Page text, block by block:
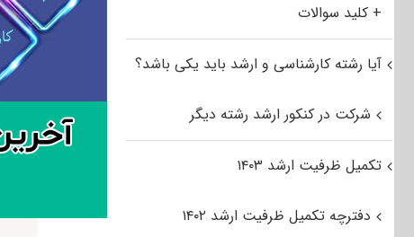
+ کلید سوالات
آیا رشته کارشناسی و ارشد باید یکی باشد؟
شرکت در کنکور ارشد رشته دیگر
تکمیل ظرفیت ارشد ۱۴۰۳
دفترچه تکمیل ظرفیت ارشد ۱۴۰۲